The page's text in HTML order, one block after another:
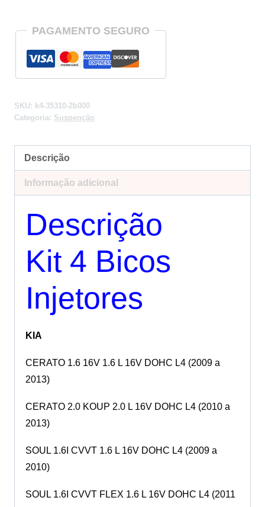
35310-
quantidade
PAGAMENTO SEGURO
SKU: k4-35310-2b000
Categoria: Suspenção
Descrição
Informação adicional
Descrição
Kit 4 Bicos
Injetores
KIA
CERATO 1.6 16V 1.6 L 16V DOHC L4 (2009 a
2013)
CERATO 2.0 KOUP 2.0 L 16V DOHC L4 (2010 a
2013)
SOUL 1.6I CVVT 1.6 L 16V DOHC L4 (2009 a
2010)
SOUL 1.6I CVVT FLEX 1.6 L 16V DOHC L4 (2011